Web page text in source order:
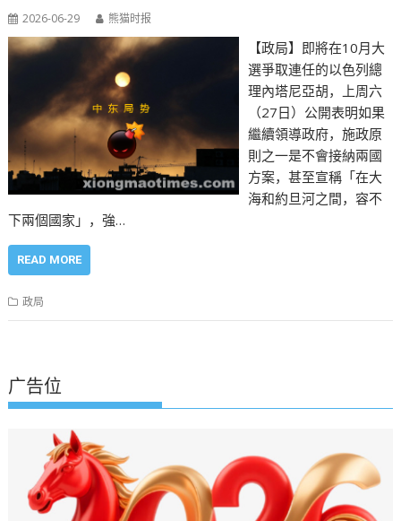
2026-06-29 熊猫时报
【政局】即將在10月大
選爭取連任的以色列總
理內塔尼亞胡，上周六
（27日）公開表明如果
繼續領導政府，施政原
則之一是不會接納兩國
方案，甚至宣稱「在大
海和約旦河之間，容不
下兩個國家」，強…
READ MORE
政局
广告位